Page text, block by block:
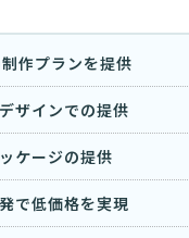
作プランを提供
ザインでの提供
ケージの提供
で低価格を実現